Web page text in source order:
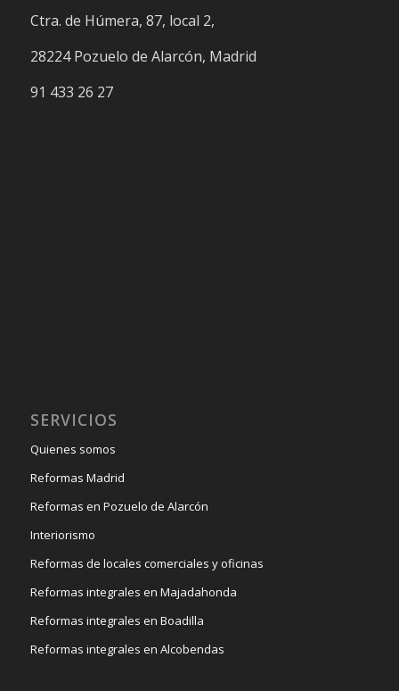
Ctra. de Húmera, 87, local 2,
28224 Pozuelo de Alarcón, Madrid
91 433 26 27
SERVICIOS
Quienes somos
Reformas Madrid
Reformas en Pozuelo de Alarcón
Interiorismo
Reformas de locales comerciales y oficinas
Reformas integrales en Majadahonda
Reformas integrales en Boadilla
Reformas integrales en Alcobendas